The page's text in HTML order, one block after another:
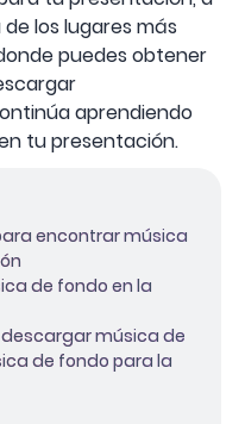
los lugares más
puedes obtener
aprendiendo
tu presentación.
encontrar música
de fondo en la
descargar música de
de fondo para la